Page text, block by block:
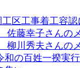
区工事着工容
藤幸子さんの
川秀夫さんの
の百姓一揆実